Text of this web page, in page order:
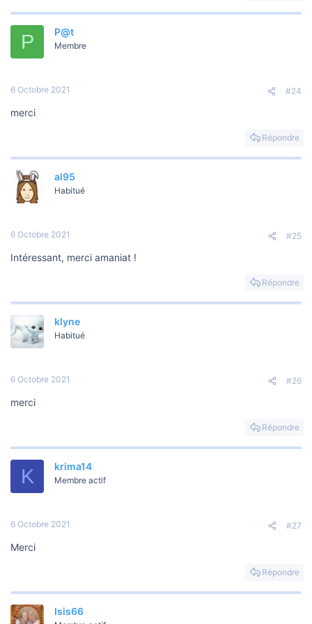
P P@t
Membre
6 Octobre 2021 #24
merci
Répondre
al95
Habitué
6 Octobre 2021 #25
Intéressant, merci amaniat !
Répondre
klyne
Habitué
6 Octobre 2021 #26
merci
Répondre
K krima14
Membre actif
6 Octobre 2021 #27
Merci
Répondre
Isis66